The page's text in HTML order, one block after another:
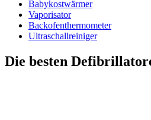
Babykostwärmer
Vaporisator
Backofenthermometer
Ultraschallreiniger
Die besten